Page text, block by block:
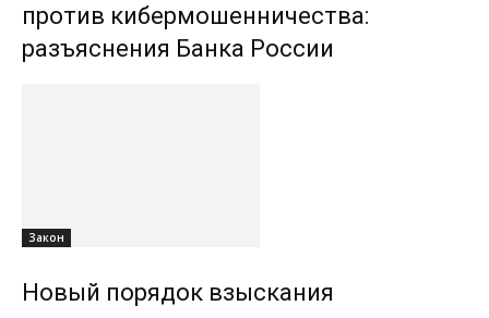
против кибермошенничества:
разъяснения Банка России
Закон
Новый порядок взыскания